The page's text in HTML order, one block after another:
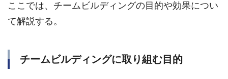
ここでは、チームビルディングの目的や効果につい
て解説する。
チームビルディングに取り組む目的